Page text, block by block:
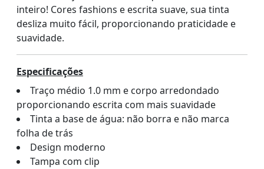
inteiro! Cores fashions e escrita suave, sua tinta
desliza muito fácil, proporcionando praticidade e
suavidade.
Especificações
Traço médio 1.0 mm e corpo arredondado
proporcionando escrita com mais suavidade
Tinta a base de água: não borra e não marca
folha de trás
Design moderno
Tampa com clip